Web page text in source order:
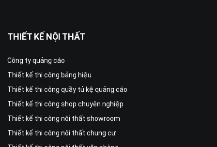
THIẾT KẾ NỘI THẤT
Công ty quảng cáo
Thiết kế thi công bảng hiệu
Thiết kế thi công quầy tủ kệ quảng cáo
Thiết kế thi công shop chuyên nghiệp
Thiết kế thi công nội thất showroom
Thiết kế thi công nội thất chung cư